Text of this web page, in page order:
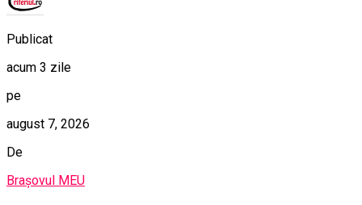
Publicat
acum 3 zile
pe
august 7, 2026
De
Brașovul MEU